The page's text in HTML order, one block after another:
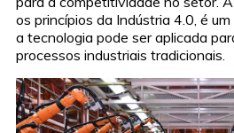
os princípios da Indústria 4.0, é
a tecnologia pode ser aplicada
processos industriais tradicionais.